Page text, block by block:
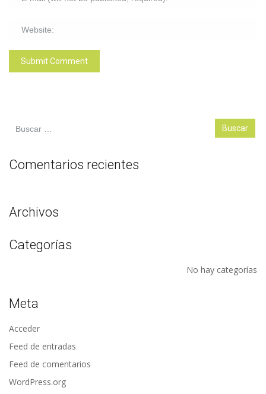
Comentarios recientes
Archivos
Categorías
No hay categorías
Meta
Acceder
Feed de entradas
Feed de comentarios
WordPress.org